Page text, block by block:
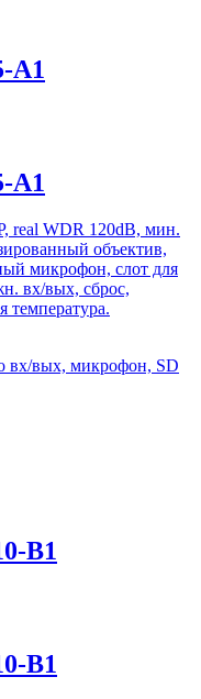
A1
A1
real WDR 120dB, мин.
объектив,
микрофон, слот для
вх/вых, сброс,
температура.
вх/вых, микрофон, SD
B1
B1